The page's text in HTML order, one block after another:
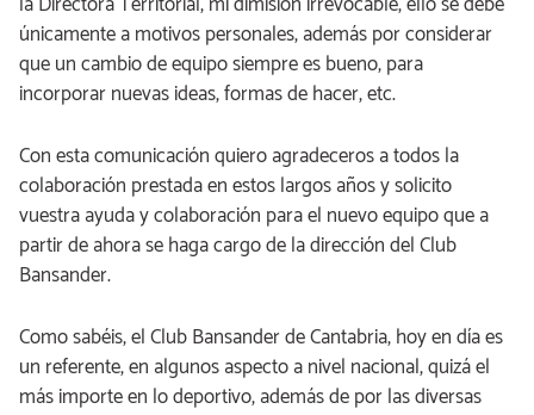
únicamente a motivos personales, además por considerar
que un cambio de equipo siempre es bueno, para
incorporar nuevas ideas, formas de hacer, etc.
Con esta comunicación quiero agradeceros a todos la
colaboración prestada en estos largos años y solicito
vuestra ayuda y colaboración para el nuevo equipo que a
partir de ahora se haga cargo de la dirección del Club
Bansander.
Como sabéis, el Club Bansander de Cantabria, hoy en día es
un referente, en algunos aspecto a nivel nacional, quizá el
más importe en lo deportivo, además de por las diversas